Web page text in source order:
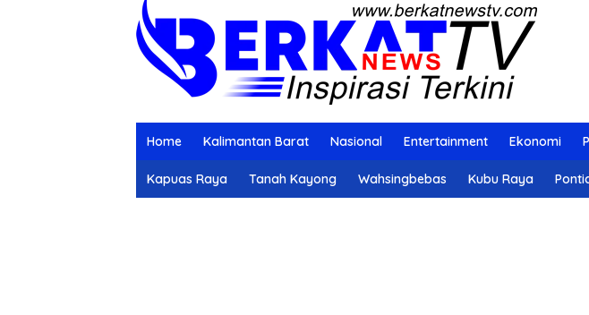
Home Kalimantan Barat Nasional Entertainment Ekonomi
Kapuas Raya Tanah Kayong Wahsingbebas Kubu Raya